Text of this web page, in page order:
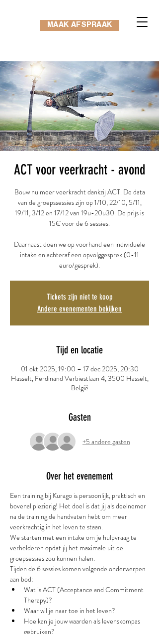
MAAK AFSPRAAK
ACT voor veerkracht - avond
Bouw nu meer veerkracht dankzij ACT. De data
van de groepssessies zijn op 1/10, 22/10, 5/11,
19/11, 3/12 en 17/12 van 19u-20u30. De prijs is
15€ voor de 6 sessies.
Daarnaast doen we op voorhand een individuele
intake en achteraf een opvolggesprek (0-11
euro/gesprek).
Tickets zijn niet te koop
Andere evenementen bekijken
Tijd en locatie
01 okt 2025, 19:00 – 17 dec 2025, 20:30
Hasselt, Ferdinand Verbiestlaan 4, 3500 Hasselt,
België
Gasten
+5 andere gasten
Over het evenement
Een training bij Kurago is persoonlijk, praktisch en
bovenal plezierig! Het doel is dat jij als deelnemer
na de training de handvaten hebt om meer
veerkrachtig in het leven te staan.
We starten met een intake om je hulpvraag te
verhelderen opdat jij het maximale uit de
groepsessies zou kunnen halen.
Tijden de 6 sessies komen volgende onderwerpen
aan bod:
Wat is ACT (Acceptance and Commitment
Therapy)?
Waar wil je naar toe in het leven?
Hoe kan je jouw waarden als levenskompas
gebruiken?